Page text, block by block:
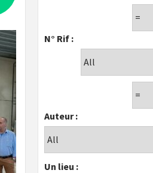
N° Rif :
Auteur :
Un lieu :